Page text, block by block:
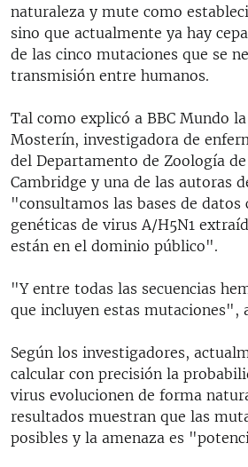
naturaleza y mute como
sino que actualmente ya hay
de las cinco mutaciones que se
transmisión entre humanos.
Tal como explicó a BBC Mundo
Mosterín, investigadora de
del Departamento de Zoología
Cambridge y una de las autoras
"consultamos las bases de datos
genéticas de virus A/H5N1
están en el dominio público".
"Y entre todas las secuencias
que incluyen estas mutaciones",
Según los investigadores,
calcular con precisión la
virus evolucionen de forma
resultados muestran que las
posibles y la amenaza es